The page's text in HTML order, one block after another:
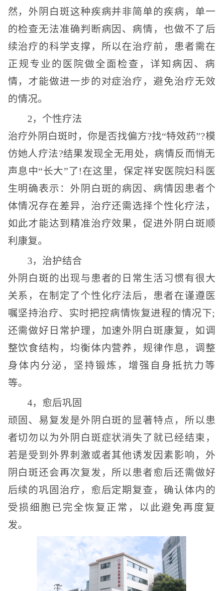
然，外阴白斑这种疾病并非简单的疾病，单一
的检查无法准确判断病因、病情，也做不了后
续治疗的科学支撑，所以在治疗前，患者需在
正规专业的医院做全面检查，详知病因、病
情，才能做进一步的对症治疗，避免治疗无效
的情况。
2，个性疗法
治疗外阴白斑时，你是否找偏方?找“特效药”?模
仿她人疗法?结果发现全无用处，病情反而悄无
声息中“长大”了!在这里，保定祥安医院妇科医
生明确表示：外阴白斑的病因、病情因患者个
体情况存在差异，治疗还需选择个性化疗法，
如此才能达到精准治疗效果，促进外阴白斑顺
利康复。
3，治护结合
外阴白斑的出现与患者的日常生活习惯有很大
关系，在制定了个性化疗法后，患者在谨遵医
嘱坚持治疗、实时把控病情恢复进程的情况下;
还需做好日常护理，加速外阴白斑康复，如调
整饮食结构，均衡体内营养，规律作息，调整
身体内分泌，坚持锻炼，增强自身抵抗力等
等。
4，愈后巩固
顽固、易复发是外阴白斑的显著特点，所以患
者切勿以为外阴白斑症状消失了就已经结束，
若是受到外界刺激或者其他诱发因素影响，外
阴白斑还会再次复发，所以患者愈后还需做好
后续的巩固治疗，愈后定期复查，确认体内的
受损细胞已完全恢复正常，以此避免再度复
发。